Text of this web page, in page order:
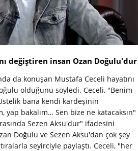
değiştiren insan Ozan Doğulu'dur
da konuşan Mustafa Ceceli hayatını
olduğunu söyledi. Ceceli, "Benim
Üstelik bana kendi kardeşinin
yap bakalım… Sen bize ne katacaksın"
Sezen Aksu'dur" ifadesini
Doğulu ve Sezen Aksu'dan çok şey
seyirciyle paylaştı. Ceceli, "her